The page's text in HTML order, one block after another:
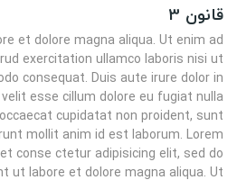
قانون 3
et dolore magna aliqua. Ut enim ad
exercitation ullamco laboris nisi ut
consequat. Duis aute irure dolor in
esse cillum dolore eu fugiat nulla
cupidatat non proident, sunt
mollit anim id est laborum. Lorem
conse ctetur adipisicing elit, sed do
ut labore et dolore magna aliqua. Ut